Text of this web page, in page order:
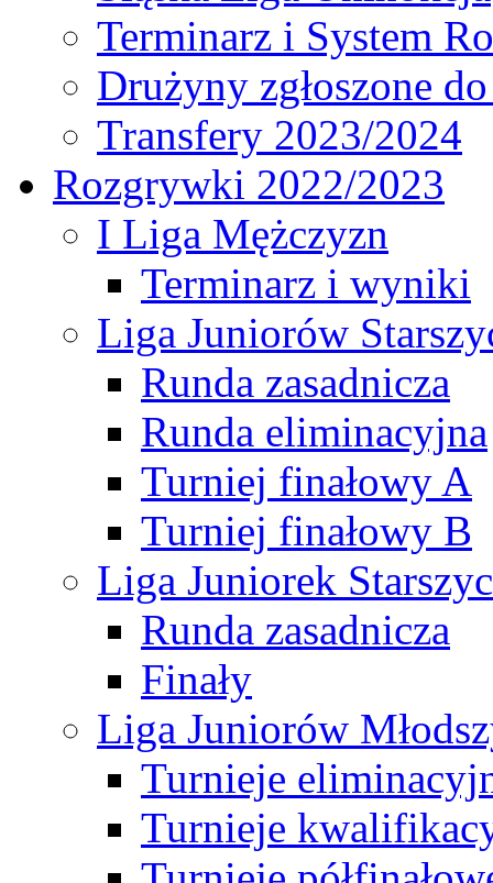
Terminarz i System
Drużyny zgłoszone
Transfery 2023/2024
Rozgrywki 2022/2023
I Liga Mężczyzn
Terminarz i wyniki
Liga Juniorów
Runda zasadnicza
Runda eliminacyjna
Turniej finałowy A
Turniej finałowy B
Liga Juniorek
Runda zasadnicza
Finały
Liga Juniorów
Turnieje
Turnieje